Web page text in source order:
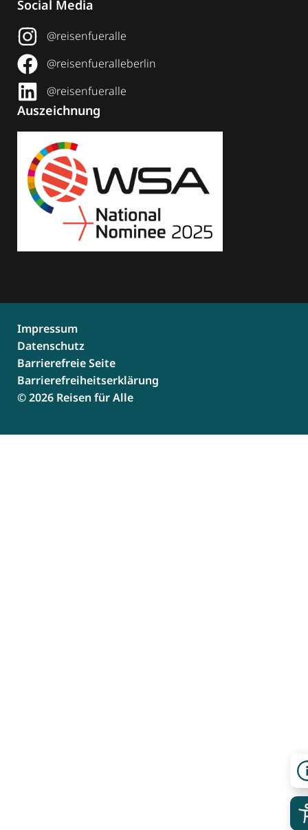
Social Media
@reisenfueralle
@reisenfueralleberlin
@reisenfueralle
Auszeichnung
© 2026 Reisen für Alle
Impressum
Datenschutz
Barrierefreie Seite
Barrierefreiheitserklärung